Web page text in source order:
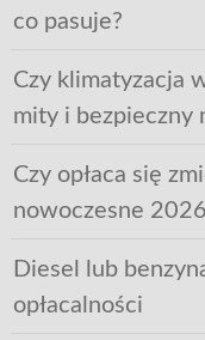
co pasuje?
Czy klimatyzacja
mity i bezpieczny
Czy opłaca się
nowoczesne
Diesel lub
opłacalności